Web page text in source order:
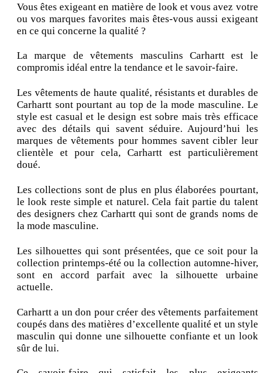
Vous êtes exigeant en matière de look et vous avez votre
ou vos marques favorites mais êtes-vous aussi exigeant
en ce qui concerne la qualité ?
La marque de vêtements masculins Carhartt est le
compromis idéal entre la tendance et le savoir-faire.
Les vêtements de haute qualité, résistants et durables de
Carhartt sont pourtant au top de la mode masculine. Le
style est casual et le design est sobre mais très efficace
avec des détails qui savent séduire. Aujourd’hui les
marques de vêtements pour hommes savent cibler leur
clientèle et pour cela, Carhartt est particulièrement
doué.
Les collections sont de plus en plus élaborées pourtant,
le look reste simple et naturel. Cela fait partie du talent
des designers chez Carhartt qui sont de grands noms de
la mode masculine.
Les silhouettes qui sont présentées, que ce soit pour la
collection printemps-été ou la collection automne-hiver,
sont en accord parfait avec la silhouette urbaine
actuelle.
Carhartt a un don pour créer des vêtements parfaitement
coupés dans des matières d’excellente qualité et un style
masculin qui donne une silhouette confiante et un look
sûr de lui.